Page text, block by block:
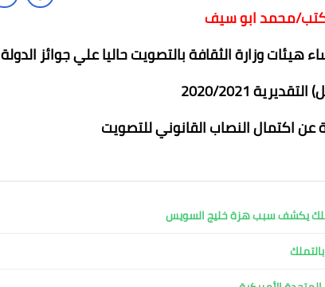
محمد ابو سيف
هيئات وزارة الثقافة بالتصويت حاليا علي جوائز الدولة
2020/2021
عن اكتمال النصاب القانوني للتصويت
يكشف سبب هزة خليج السويس